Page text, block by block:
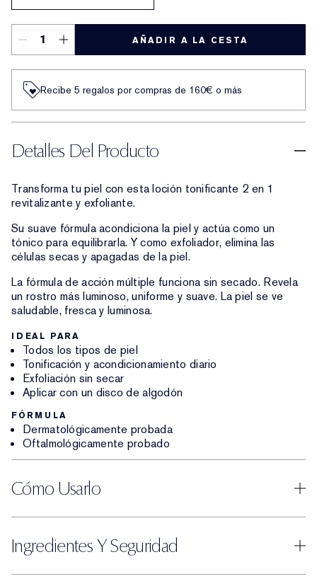
AÑADIR A LA CESTA
Recibe 5 regalos por compras de 160€ o más
Detalles Del Producto
Transforma tu piel con esta loción tonificante 2 en 1
revitalizante y exfoliante.
Su suave fórmula acondiciona la piel y actúa como un
tónico para equilibrarla. Y como exfoliador, elimina las
células secas y apagadas de la piel.
La fórmula de acción múltiple funciona sin secado. Revela
un rostro más luminoso, uniforme y suave. La piel se ve
saludable, fresca y luminosa.
IDEAL PARA
Todos los tipos de piel
Tonificación y acondicionamiento diario
Exfoliación sin secar
Aplicar con un disco de algodón
FÓRMULA
Dermatológicamente probada
Oftalmológicamente probado
Cómo Usarlo
Ingredientes Y Seguridad